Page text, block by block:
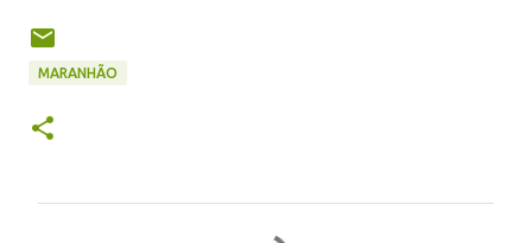
MARANHÃO